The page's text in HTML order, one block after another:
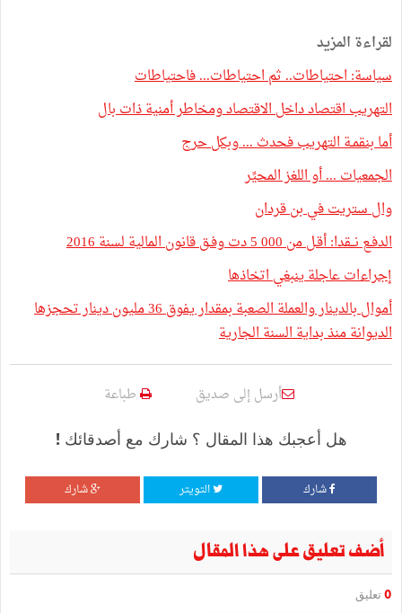
لقراءة المزيد
سياسة: احتياطات.. ثم احتياطات... فاحتياطات
التهريب اقتصاد داخل الاقتصاد ومخاطر أمنية ذات بال
أما بنقمـة التهريب فحدث ... وبكل حرج
الجمعيات ... أو اللغز المحيِّر
وال ستريت في بن قردان
الدفـع نــقدا: أقـل من 000 5 دت وفـق قانون المالية لسنة 2016
إجراءات عاجلة ينبغي اتخاذها
أموال بالدينار والعملة الصعبة بمقدار يفوق 36 مليون دينار تحجزها
الديوانة منذ بداية السنة الجارية
أرسل إلى صديق طباعة
هل أعجبك هذا المقال ؟ شارك مع أصدقائك !
شارك التويتر شارك
أضف تعليق على هذا المقال
0 تعليق